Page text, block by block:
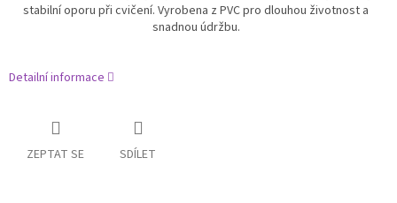
stabilní oporu při cvičení. Vyrobena z PVC pro dlouhou životnost a
snadnou údržbu.
Detailní informace
ZEPTAT SE SDÍLET